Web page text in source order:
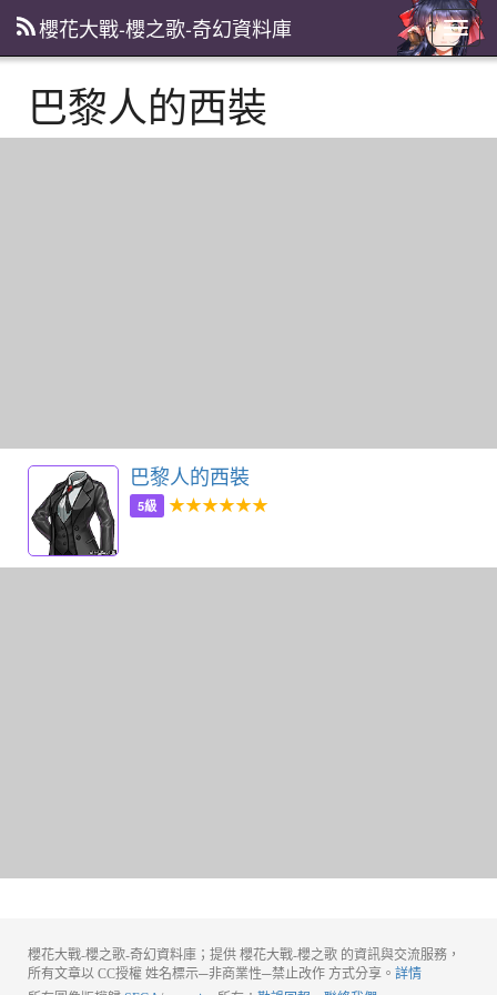
主
選
櫻花大戰-櫻之歌-奇幻資料庫
巴黎人的西裝
巴黎人的西裝
5級 ★★★★★★
櫻花大戰-櫻之歌-奇幻資料庫；提供 櫻花大戰-櫻之歌 的資訊與交流服務，
所有文章以 CC授權 姓名標示─非商業性─禁止改作 方式分享。 詳情